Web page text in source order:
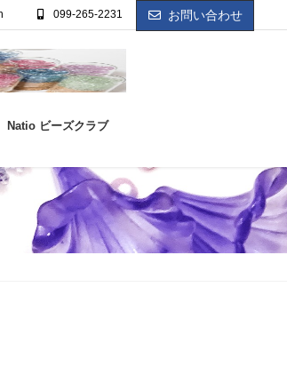
099-265-2231 お問い合わせ
Natio ビーズクラブ